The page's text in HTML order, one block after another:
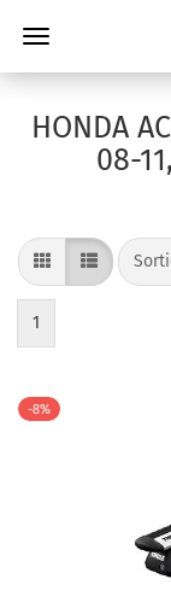
HONDA
08-
1
-8%